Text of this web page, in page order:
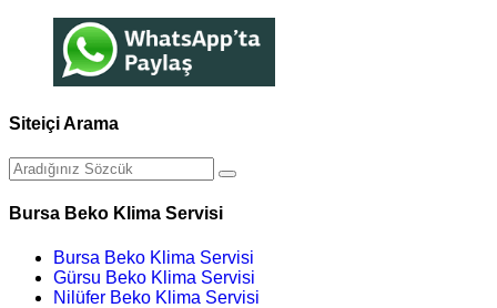
Siteiçi Arama
Bursa Beko Klima Servisi
Bursa Beko Klima Servisi
Gürsu Beko Klima Servisi
Nilüfer Beko Klima Servisi